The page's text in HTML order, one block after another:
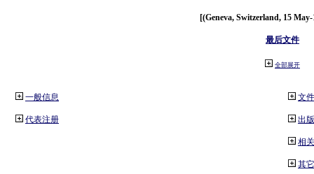
[(Geneva, Switzerland, 15
最后文件
全部展开
一般信息
代表注册
文件
出
相
其